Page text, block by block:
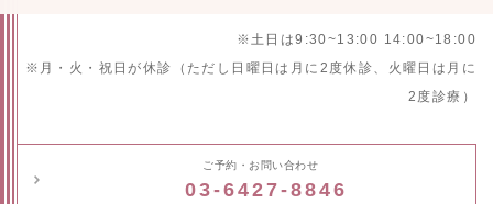
※土日は9:30~13:00 14:00~18:00
※月・火・祝日が休診（ただし日曜日は月に2度休診、火曜日は月に
2度診療）
ご予約・お問い合わせ
03-6427-8846